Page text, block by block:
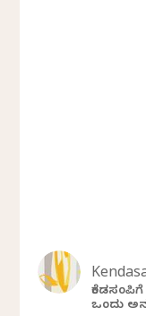
ಒಂದು